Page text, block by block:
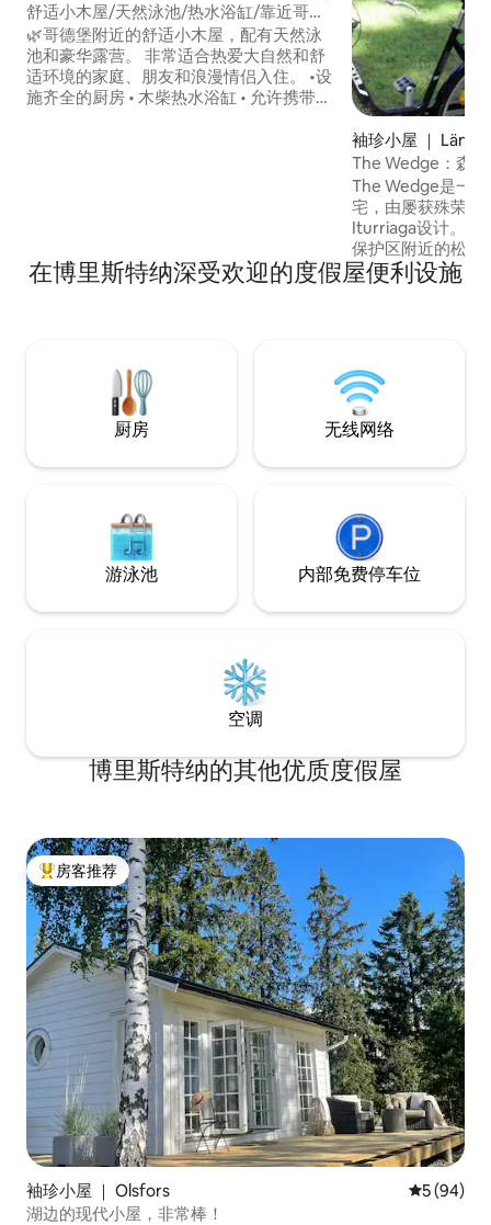
舒适小木屋/天然泳池/热水浴缸/靠近哥德
堡
🌿哥德堡附近的舒适小木屋，配有天然泳
池和豪华露营。 非常适合热爱大自然和舒
适环境的家庭、朋友和浪漫情侣入住。 •设
施齐全的厨房 • 木柴热水浴缸 • 允许携带宠
袖珍小屋 ｜
The Wedge：森
The Wedge是一
宅，由屡获殊荣的
Iturriaga设计。
保护区附近的松树
计和可持续性。 探索森林小径，在湖中游
泳，或租一艘船。
求宁静、自然和建
在博里斯特纳深受欢迎的度假屋便利设施
厨房 无线网络
游泳池 内部免费停车位
空调
博里斯特纳的其他优质度假屋
热门「房客推荐」
房客推荐
袖珍小屋 ｜ Olsfors 平均评分
5 (94)
湖边的现代小屋，非常棒！